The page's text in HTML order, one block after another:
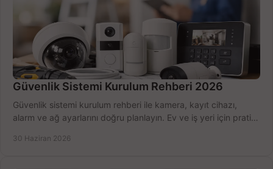
Güvenlik Sistemi Kurulum Rehberi 2026
Güvenlik sistemi kurulum rehberi ile kamera, kayıt cihazı,
alarm ve ağ ayarlarını doğru planlayın. Ev ve iş yeri için pratik
30 Haziran 2026